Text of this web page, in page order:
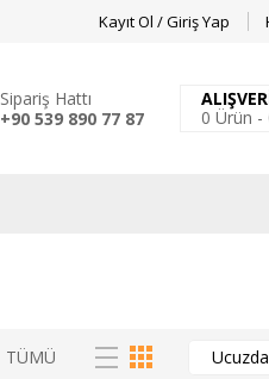
Kayıt Ol / Giriş Yap
Sipariş Hattı
+90 539 890 77 87
0 Ürün -
TÜMÜ